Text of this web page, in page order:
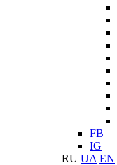
FB
IG
RU UA EN